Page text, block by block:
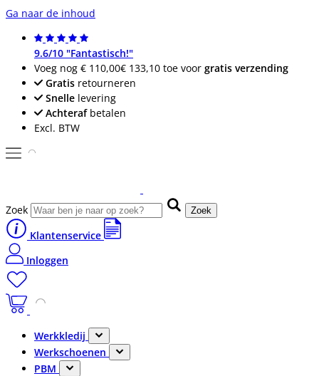
Ga naar de inhoud
9.6/10 "Fantastisch!"
Voeg nog € 110,00€ 133,10 toe voor gratis verzending
Gratis retourneren
Snelle levering
Achterafbetalen
Excl. BTW
Zoek Zoek
Klantenservice
Inloggen
Werkkledij
Werkschoenen
PBM